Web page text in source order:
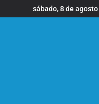
al
sábado, 8 de